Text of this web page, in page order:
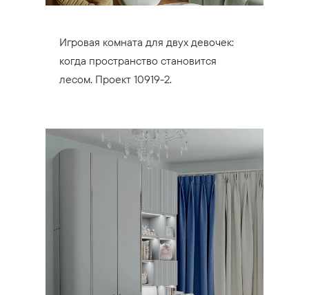
Игровая комната для двух девочек:
когда пространство становится
лесом. Проект 10919-2.